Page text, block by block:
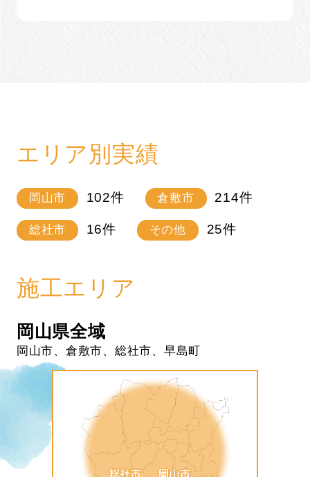
エリア別実績
岡山市 102件 倉敷市 214件
総社市 16件 その他 25件
施工エリア
岡山県全域
岡山市、倉敷市、総社市、早島町